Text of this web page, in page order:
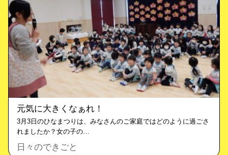
元気に大きくなぁれ！
3月3日のひなまつりは、みなさんのご家庭ではどのように過ごさ
れましたか？女の子の…
日々のできごと